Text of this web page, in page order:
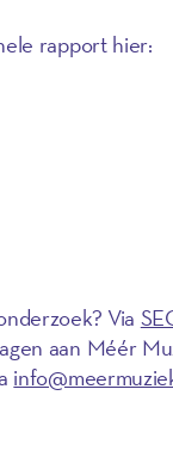
rapport hier:
Via
aan Méér